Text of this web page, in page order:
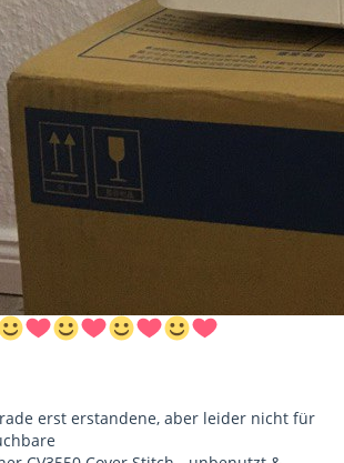
erst erstandene, aber leider nicht für